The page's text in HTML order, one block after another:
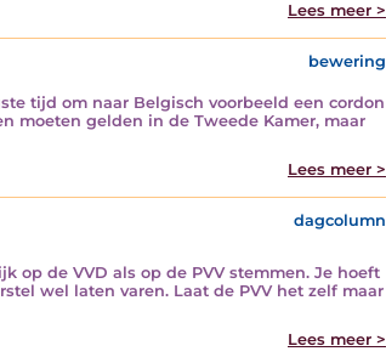
Lees meer >
bewering
tijd om naar Belgisch voorbeeld een cordon
moeten gelden in de Tweede Kamer, maar
Lees meer >
dagcolumn
op de VVD als op de PVV stemmen. Je hoeft
wel laten varen. Laat de PVV het zelf maar
Lees meer >